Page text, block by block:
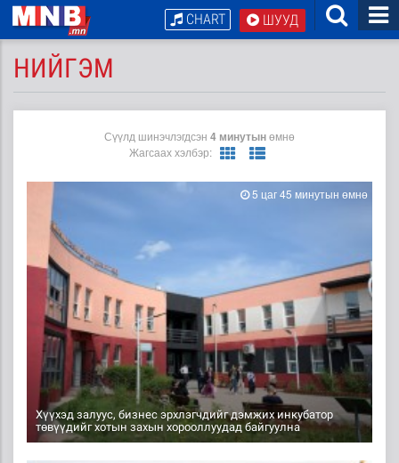
ШУУД
CHART
НИЙГЭМ
Сүүлд шинэчлэгдсэн 4 минутынөмнө
Жагсаах хэлбэр:
Хүүхэд залуус, бизнес эрхлэгчдийг дэмжих инкубатор
төвүүдийг хотын захын хорооллуудад байгуулна
5 цаг 45 минутын өмнө